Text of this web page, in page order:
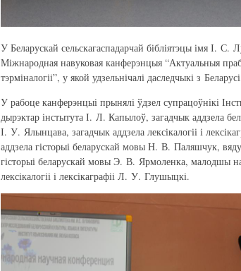
У Беларускай сельскагаспадарчай бібліятэцы імя І. С.
Міжнародная навуковая канферэнцыя “Актуальныя
тэрміналогіі”, у якой удзельнічалі даследчыкі з Беларусі,
У рабоце канферэнцыі прынялі ўдзел супрацоўнікі
дырэктар інстытута І. Л. Капылоў, загадчык аддзела
І. У. Ялынцава, загадчык аддзела лексікалогіі і
аддзела гісторыі беларускай мовы Н. В. Паляшчук,
гісторыі беларускай мовы Э. В. Ярмоленка, малодшы
лексікалогіі і лексікаграфіі Л. У. Глушыцкі.